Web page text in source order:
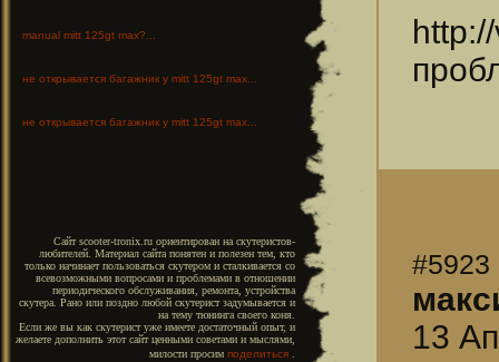
manual mitt 125gt max?...
не открывается багажник у mitt 125gt max...
не открывается багажник у mitt 125gt max...
Сайт scooter-tronix.ru ориентирован на скутеристов-
любителей. Материал сайта понятен и полезен тем, кто
только начинает пользоваться скутером и сталкивается со
всевозможными вопросами и проблемами в отношении
периодического обслуживания, ремонта, устройства
скутера. Рано или поздно любой скутерист задумывается и
на тему тюнинга своего коня.
Если же вы как скутерист уже имеете достаточный опыт, и
желаете дополнить этот сайт ценными советами и мыслями,
милости просим поделиться .
#5923
13